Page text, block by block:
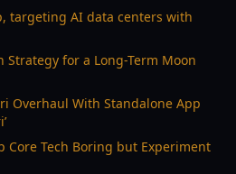
targeting AI data centers with
Strategy for a Long-Term Moon
Overhaul With Standalone App
Core Tech Boring but Experiment